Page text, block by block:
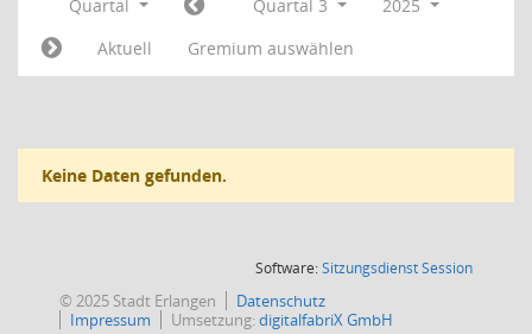
Quartal Quartal 3
2025
Aktuell
Gremium auswählen
Keine Daten gefunden.
Software:SitzungsdienstSession(Wird in
© 2025 Stadt Erlangen
Datenschutz
Impressum
Umsetzung:digitalfabriX GmbH